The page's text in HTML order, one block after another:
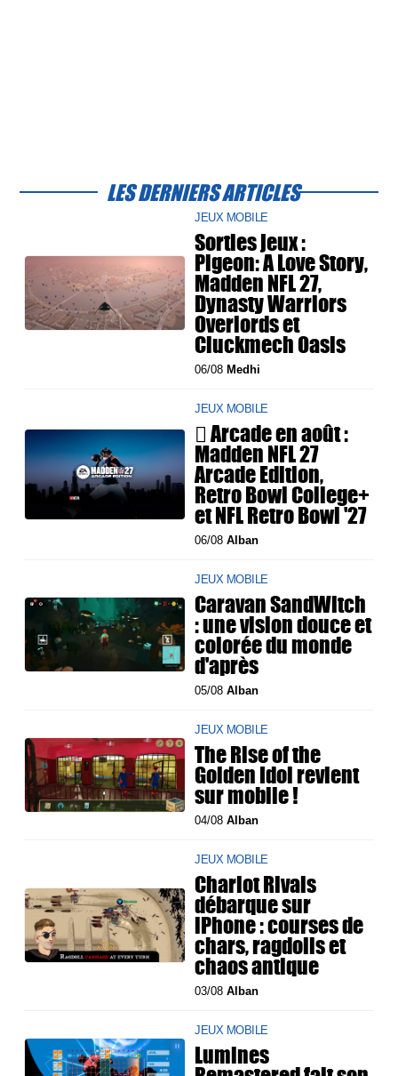
LES DERNIERS ARTICLES
JEUX MOBILE
Sorties jeux :
Pigeon: A Love Story,
Madden NFL 27,
Dynasty Warriors
Overlords et
Cluckmech Oasis
06/08Medhi
JEUX MOBILE
 Arcade en août :
Madden NFL 27
Arcade Edition,
Retro Bowl College+
et NFL Retro Bowl '27
06/08Alban
JEUX MOBILE
Caravan SandWitch
: une vision douce et
colorée du monde
d'après
05/08Alban
JEUX MOBILE
The Rise of the
Golden Idol revient
sur mobile !
04/08Alban
JEUX MOBILE
Chariot Rivals
débarque sur
iPhone : courses de
chars, ragdolls et
chaos antique
03/08Alban
JEUX MOBILE
Lumines